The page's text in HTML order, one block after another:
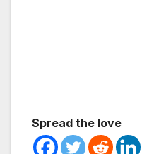
Spread the love